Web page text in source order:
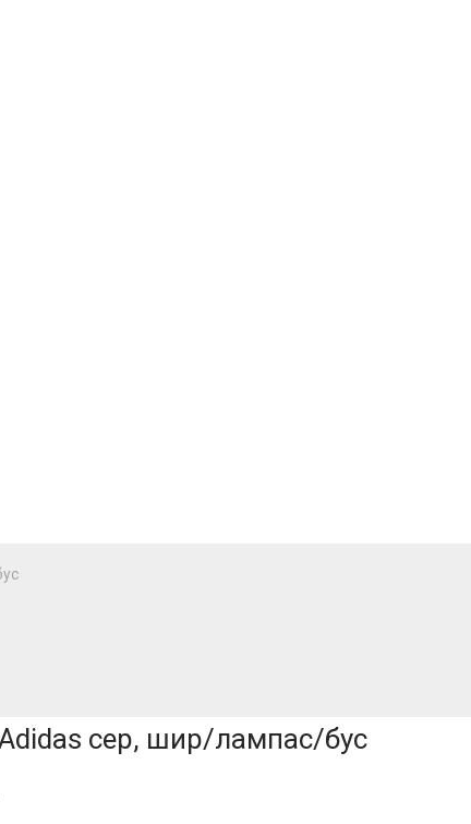
сер, шир/лампас/бус